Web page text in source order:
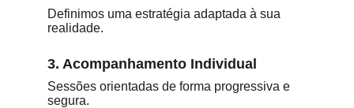
Definimos uma estratégia adaptada à sua
realidade.
3. Acompanhamento Individual
Sessões orientadas de forma progressiva e
segura.